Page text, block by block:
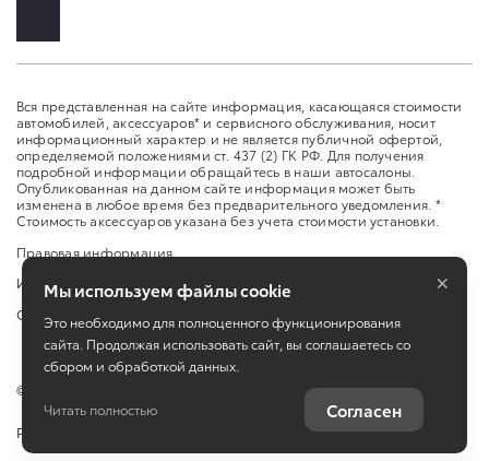
Вся представленная на сайте информация, касающаяся стоимости
автомобилей, аксессуаров* и сервисного обслуживания, носит
информационный характер и не является публичной офертой,
определяемой положениями ст. 437 (2) ГК РФ. Для получения
подробной информации обращайтесь в наши автосалоны.
Опубликованная на данном сайте информация может быть
изменена в любое время без предварительного уведомления. *
Стоимость аксессуаров указана без учета стоимости установки.
Правовая информация
Изменить настройку cookies
Сбросить cookie
©
Работает на технологиях
Мы используем файлы cookie
Это необходимо для полноценного функционирования
сайта. Продолжая использовать сайт, вы соглашаетесь со
сбором и обработкой данных.
Читать полностью Согласен
×